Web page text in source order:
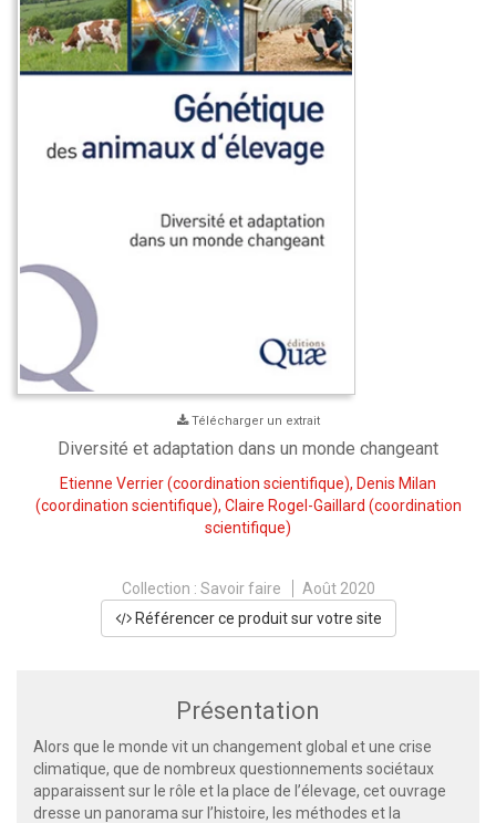
Télécharger un extrait
Diversité et adaptation dans un monde changeant
Etienne Verrier(coordination scientifique), Denis Milan
(coordination scientifique), Claire Rogel-Gaillard (coordination
scientifique)
Collection : Savoir faire
Août 2020
Référencer ce produit sur votre site
Présentation
Alors que le monde vit un changement global et une crise
climatique, que de nombreux questionnements sociétaux
apparaissent sur le rôle et la place de l’élevage, cet ouvrage
dresse un panorama sur l’histoire, les méthodes et la